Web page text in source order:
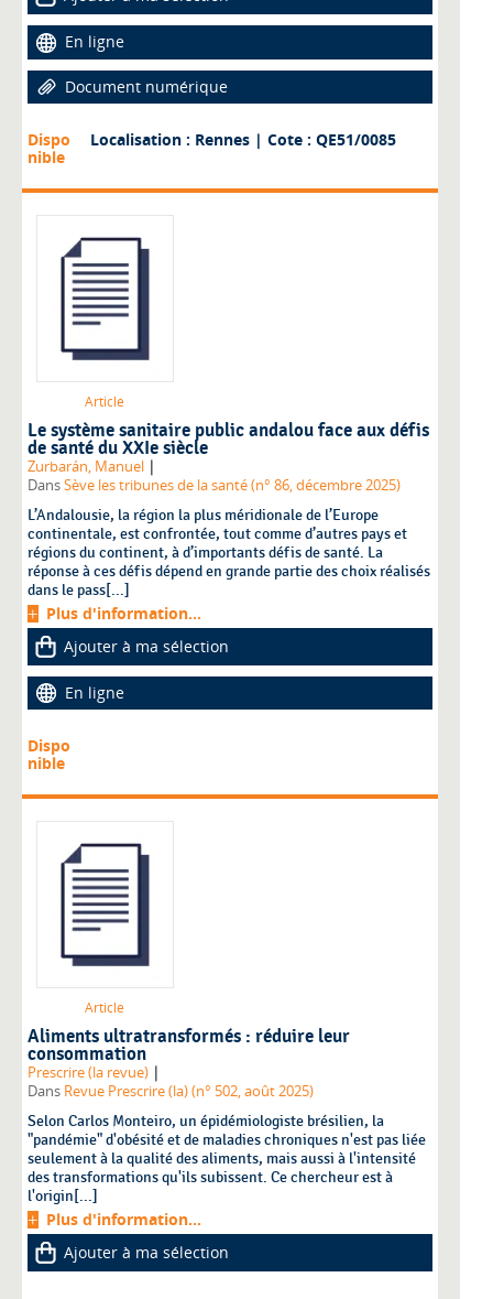
En ligne
Document numérique
Dispo
nible
Localisation : Rennes | Cote : QE51/0085
Article
Le système sanitaire public andalou face aux défis
de santé du XXIe siècle
Zurbarán, Manuel |
DansSève les tribunes de la santé (n° 86, décembre 2025)
L’Andalousie, la région la plus méridionale de l’Europe
continentale, est confrontée, tout comme d’autres pays et
régions du continent, à d’importants défis de santé. La
réponse à ces défis dépend en grande partie des choix réalisés
dans le pass[...]
Plus d'information...
Ajouter à ma sélection
En ligne
Dispo
nible
Article
Aliments ultratransformés : réduire leur
consommation
Prescrire (la revue) |
Dans Revue Prescrire (la) (n° 502, août 2025)
Selon Carlos Monteiro, un épidémiologiste brésilien, la
"pandémie" d'obésité et de maladies chroniques n'est pas liée
seulement à la qualité des aliments, mais aussi à l'intensité
des transformations qu'ils subissent. Ce chercheur est à
l'origin[...]
Plus d'information...
Ajouter à ma sélection